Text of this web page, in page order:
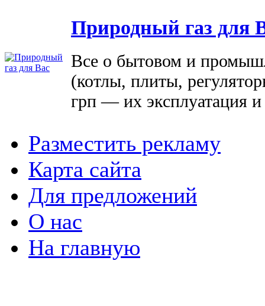
Природный газ для
Все о бытовом и
(котлы, плиты,
грп — их эксплуатация
Разместить рекламу
Карта сайта
Для предложений
О нас
На главную